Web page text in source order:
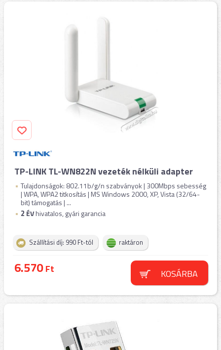
TP-LINK TL-WN822N vezeték nélküli adapter
Tulajdonságok: 802.11b/g/n szabványok | 300Mbps sebesség
| WPA, WPA2 titkosítás | MS Windows 2000, XP, Vista (32/64-
bit) támogatás | ...
2 ÉVhivatalos, gyári garancia
Szállítási díj: 990 Ft-tól raktáron
6.570Ft KOSÁRBA